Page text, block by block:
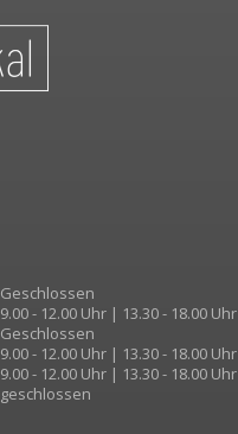
Geschlossen
9.00 - 12.00 Uhr | 13.30 - 18.00 Uhr
Geschlossen
9.00 - 12.00 Uhr | 13.30 - 18.00 Uhr
9.00 - 12.00 Uhr | 13.30 - 18.00 Uhr
geschlossen